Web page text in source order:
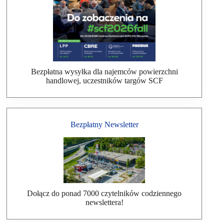
Bezpłatna wysyłka dla najemców powierzchni
handlowej, uczestników targów SCF
Bezpłatny Newsletter
Dołącz do ponad 7000 czytelników codziennego
newslettera!